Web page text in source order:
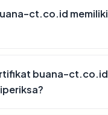
ct.co.id memiliki
buana-ct.co.id